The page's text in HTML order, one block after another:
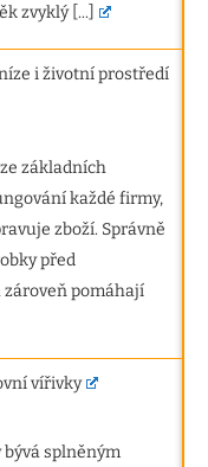
zvyklý [...]
i životní prostředí
základních
každé firmy,
zboží. Správně
před
pomáhají
vířivky
splněným